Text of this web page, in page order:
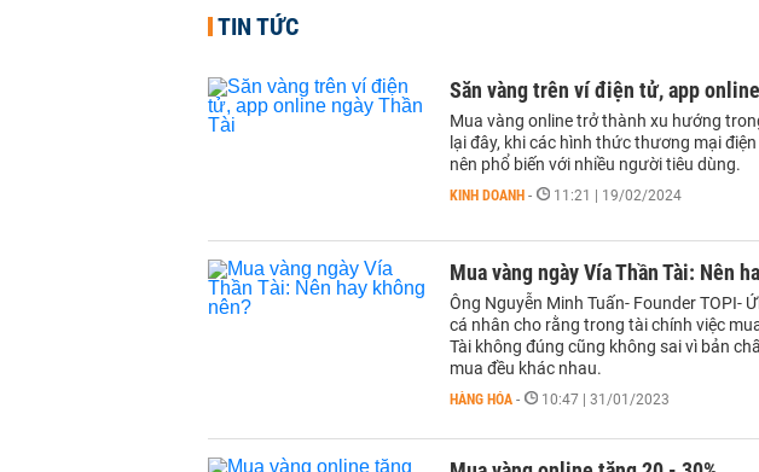
TIN TỨC
Săn vàng trên ví điện tử, app
Mua vàng online trở thành xu hướng
lại đây, khi các hình thức thương mại
nên phổ biến với nhiều người tiêu dùng.
KINH DOANH - 11:21 | 19/02/2024
Mua vàng ngày Vía Thần Tài: Nên
Ông Nguyễn Minh Tuấn- Founder TOPI-
cá nhân cho rằng trong tài chính việc
Tài không đúng cũng không sai vì bản
mua đều khác nhau.
HÀNG HÓA - 10:47 | 31/01/2023